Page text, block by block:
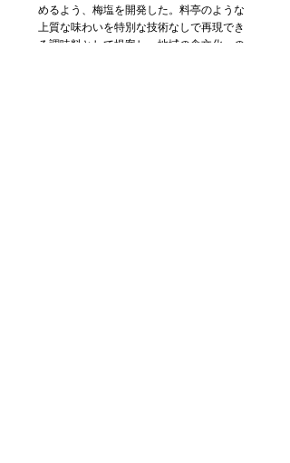
めるよう、梅塩を開発した。料亭のような
上質な味わいを特別な技術なしで再現でき
る調味料として提案し、地域の食文化への